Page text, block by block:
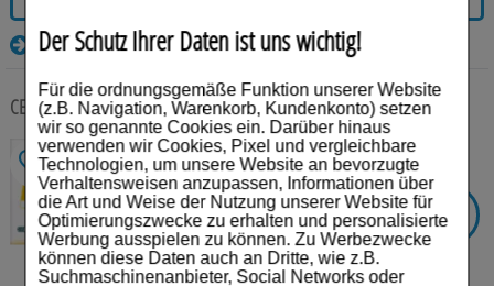
Der Schutz Ihrer Daten ist uns wichtig!
Für die ordnungsgemäße Funktion unserer Website
(z.B. Navigation, Warenkorb, Kundenkonto) setzen
wir so genannte Cookies ein. Darüber hinaus
verwenden wir Cookies, Pixel und vergleichbare
Technologien, um unsere Website an bevorzugte
Verhaltensweisen anzupassen, Informationen über
die Art und Weise der Nutzung unserer Website für
Optimierungszwecke zu erhalten und personalisierte
Werbung ausspielen zu können. Zu Werbezwecke
können diese Daten auch an Dritte, wie z.B.
Suchmaschinenanbieter, Social Networks oder
Details
CETEBE Vitamin C Retardkapseln 500 mg60 StHartkapseln
Anbieter:
STADA Consumer Health
Deutschland GmbH
Einheit: 60St
Darreichungsform: Hartkapseln
PZN: 03884287
UVP: 27,99€³
SIE SPAREN
-21%